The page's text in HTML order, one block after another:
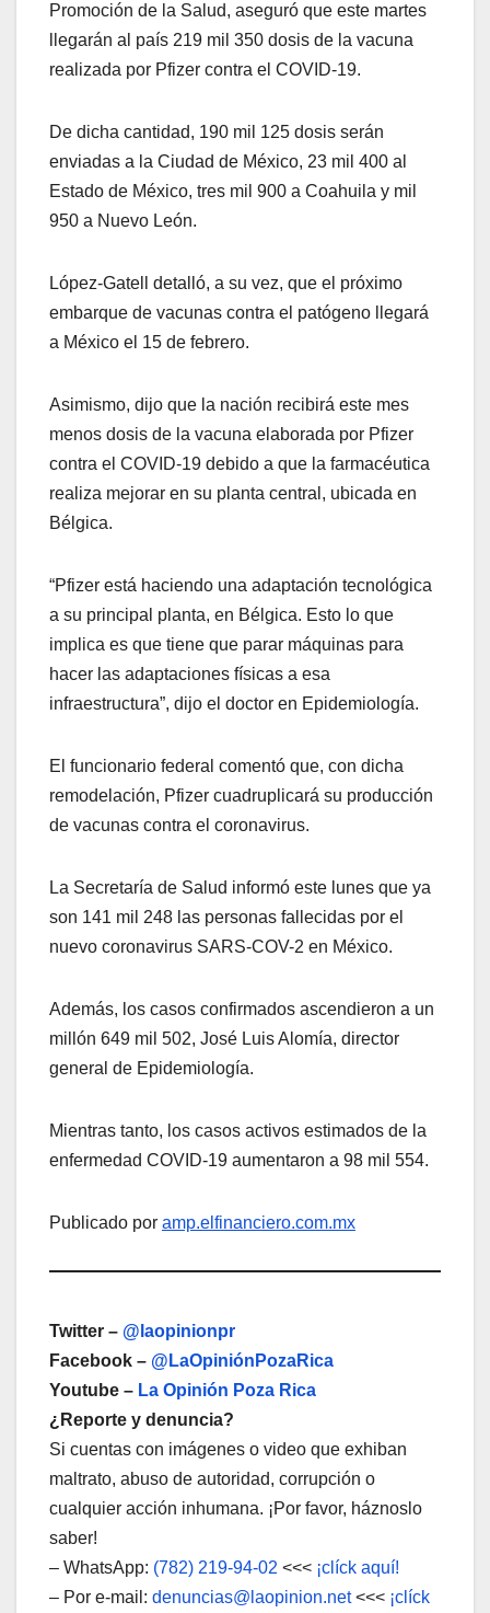
Promoción de la Salud, aseguró que este martes
llegarán al país 219 mil 350 dosis de la vacuna
realizada por Pfizer contra el COVID-19.
De dicha cantidad, 190 mil 125 dosis serán
enviadas a la Ciudad de México, 23 mil 400 al
Estado de México, tres mil 900 a Coahuila y mil
950 a Nuevo León.
López-Gatell detalló, a su vez, que el próximo
embarque de vacunas contra el patógeno llegará
a México el 15 de febrero.
Asimismo, dijo que la nación recibirá este mes
menos dosis de la vacuna elaborada por Pfizer
contra el COVID-19 debido a que la farmacéutica
realiza mejorar en su planta central, ubicada en
Bélgica.
“Pfizer está haciendo una adaptación tecnológica
a su principal planta, en Bélgica. Esto lo que
implica es que tiene que parar máquinas para
hacer las adaptaciones físicas a esa
infraestructura”, dijo el doctor en Epidemiología.
El funcionario federal comentó que, con dicha
remodelación, Pfizer cuadruplicará su producción
de vacunas contra el coronavirus.
La Secretaría de Salud informó este lunes que ya
son 141 mil 248 las personas fallecidas por el
nuevo coronavirus SARS-COV-2 en México.
Además, los casos confirmados ascendieron a un
millón 649 mil 502, José Luis Alomía, director
general de Epidemiología.
Mientras tanto, los casos activos estimados de la
enfermedad COVID-19 aumentaron a 98 mil 554.
Publicado por amp.elfinanciero.com.mx
Twitter – @laopinionpr
Facebook – @LaOpiniónPozaRica
Youtube – La Opinión Poza Rica
¿Reporte y denuncia?
Si cuentas con imágenes o video que exhiban
maltrato, abuso de autoridad, corrupción o
cualquier acción inhumana. ¡Por favor, háznoslo
saber!
– WhatsApp: (782) 219-94-02 <<< ¡clíck aquí!
– Por e-mail: denuncias@laopinion.net<<< ¡clíck